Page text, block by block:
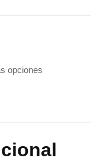
opciones